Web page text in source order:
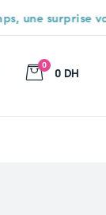
attend 🎁
0
0 DH